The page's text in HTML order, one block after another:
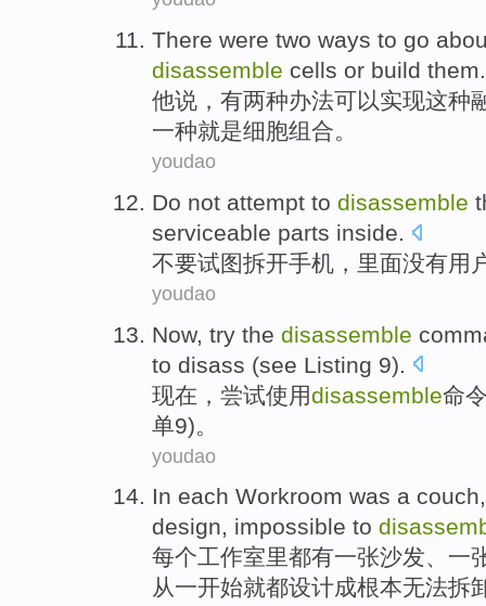
There were two ways to go
disassemble cells or build them.
他说， 有两种办法可以实现这种
一种就是细胞组合。
youdao
Do not attempt to disassemble
serviceable parts inside.
不要试图拆开手机 ， 里面没有用
youdao
Now, try the disassemble
to disass (see Listing 9).
现在 ， 尝试使用disassemble命
单9)。
youdao
In each Workroom was a couch
design, impossible to
每个工作室里都有一张沙发、 一
从一开始就都设计成根本无法拆